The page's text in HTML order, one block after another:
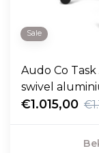
Sale
Audo Co
swivel
€1.015,00